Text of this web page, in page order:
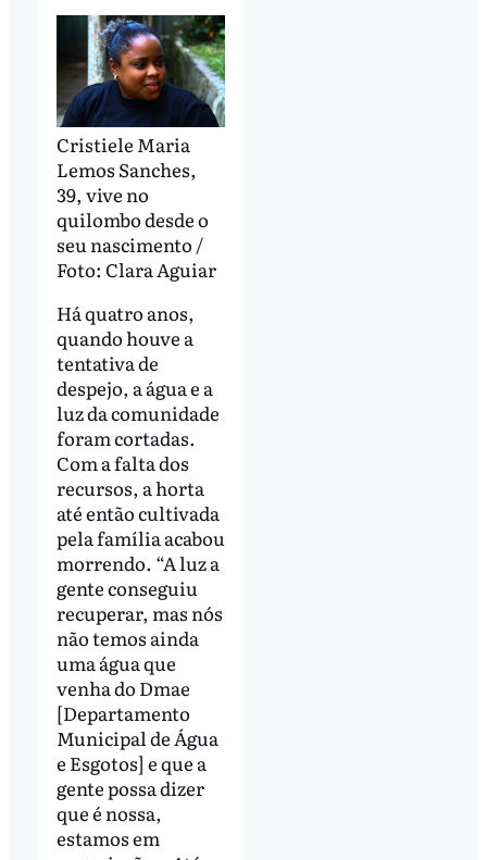
Cristiele Maria
Lemos Sanches,
39, vive no
quilombo desde o
seu nascimento /
Foto: Clara Aguiar
Há quatro anos,
quando houve a
tentativa de
despejo, a água e a
luz da comunidade
foram cortadas.
Com a falta dos
recursos, a horta
até então cultivada
pela família acabou
morrendo. “A luz a
gente conseguiu
recuperar, mas nós
não temos ainda
uma água que
venha do Dmae
[Departamento
Municipal de Água
e Esgotos] e que a
gente possa dizer
que é nossa,
estamos em